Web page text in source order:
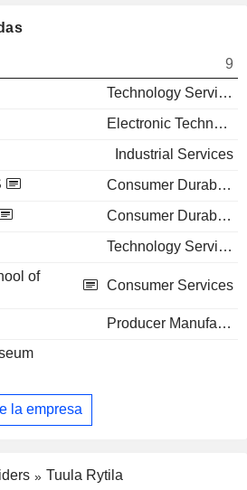
9
Technology Services
Electronic Technology
Industrial Services
Consumer Durables
Consumer Durables
Technology Services
of
Consumer Services
Producer Manufacturing
la empresa
Tuula Rytila